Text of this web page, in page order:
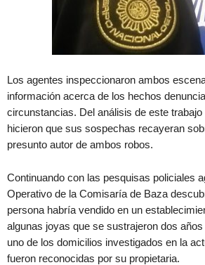
Los agentes inspeccionaron ambos
información acerca de los hechos
circunstancias. Del análisis de este
hicieron que sus sospechas recayeran
presunto autor de ambos robos.
Continuando con las pesquisas policiales
Operativo de la Comisaría de Baza
persona habría vendido en un
algunas joyas que se sustrajeron dos
uno de los domicilios investigados en la
fueron reconocidas por su propietaria.